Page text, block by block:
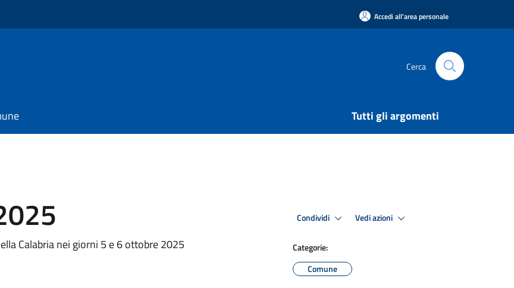
Accedi all'area personale
Cerca
Tutti gli argomenti
Calabria nei giorni 5 e 6 ottobre 2025
Condividi Vedi azioni
Categorie:
Comune